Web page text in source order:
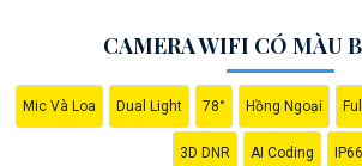
CAMERA WIFI CÓ MÀU
Mic Và Loa Dual Light 78° Hồng Ngoại
3D DNR AI Coding IP66